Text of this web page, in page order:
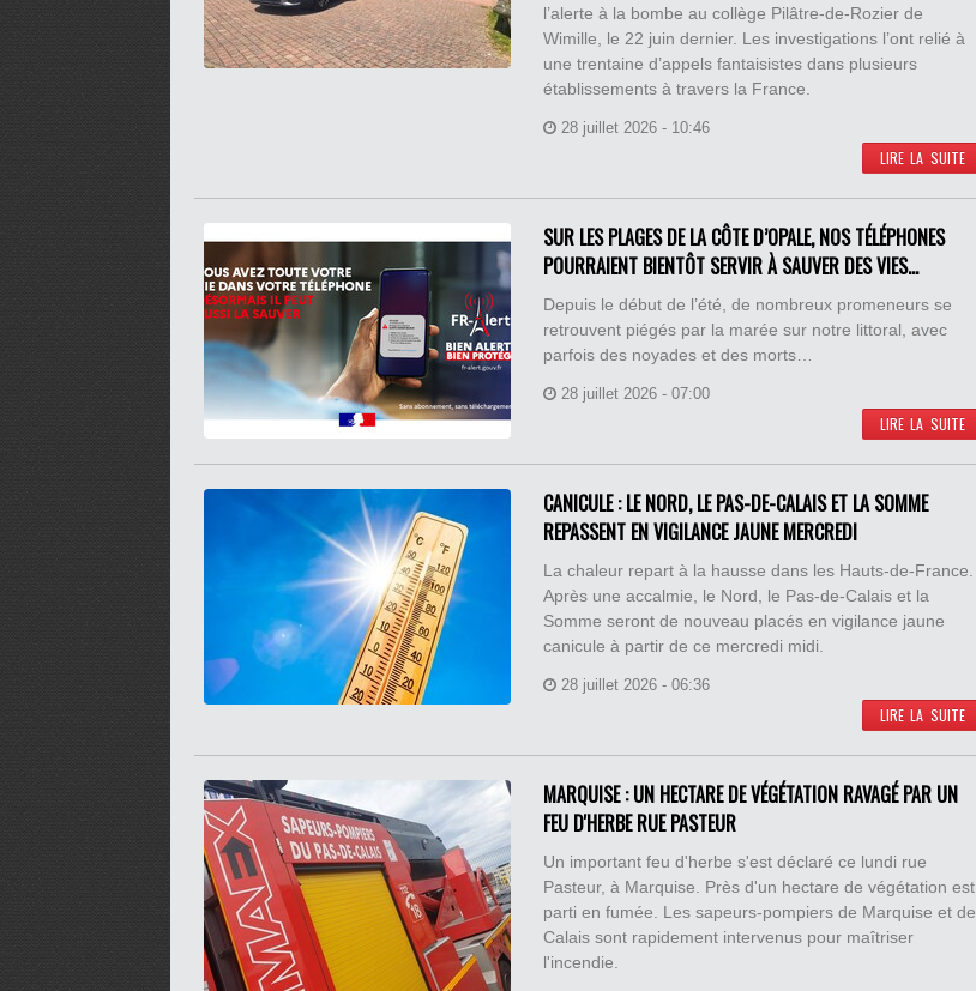
l’alerte à la bombe au collège Pilâtre-de-Rozier de
Wimille, le 22 juin dernier. Les investigations l’ont relié à
une trentaine d’appels fantaisistes dans plusieurs
établissements à travers la France.
28 juillet 2026 - 10:46
LIRE LA SUITE
SUR LES PLAGES DE LA CÔTE D’OPALE, NOS TÉLÉPHONES
POURRAIENT BIENTÔT SERVIR À SAUVER DES VIES…
Depuis le début de l’été, de nombreux promeneurs se
retrouvent piégés par la marée sur notre littoral, avec
parfois des noyades et des morts…
28 juillet 2026 - 07:00
LIRE LA SUITE
CANICULE : LE NORD, LE PAS-DE-CALAIS ET LA SOMME
REPASSENT EN VIGILANCE JAUNE MERCREDI
La chaleur repart à la hausse dans les Hauts-de-France.
Après une accalmie, le Nord, le Pas-de-Calais et la
Somme seront de nouveau placés en vigilance jaune
canicule à partir de ce mercredi midi.
28 juillet 2026 - 06:36
LIRE LA SUITE
MARQUISE : UN HECTARE DE VÉGÉTATION RAVAGÉ PAR UN
FEU D'HERBE RUE PASTEUR
Un important feu d'herbe s'est déclaré ce lundi rue
Pasteur, à Marquise. Près d'un hectare de végétation est
parti en fumée. Les sapeurs-pompiers de Marquise et de
Calais sont rapidement intervenus pour maîtriser
l'incendie.